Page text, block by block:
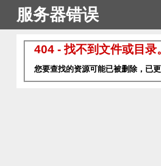
服务器错误
404 - 找不到文件或目录
您要查找的资源可能已被删除，已